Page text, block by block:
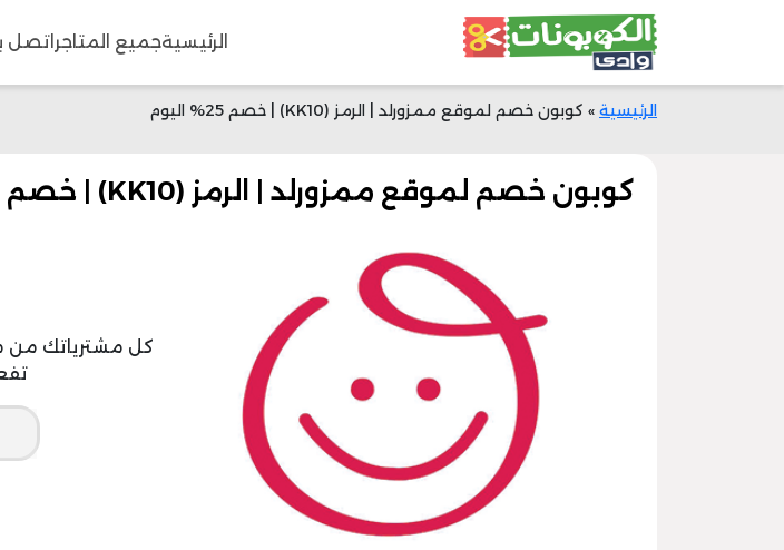
الرئيسيةجميع المتاجر اتصل
الرئيسية » كوبون خصم لموقع ممزورلد | الرمز (KK10) | خصم 25% اليوم
كوبون خصم لموقع ممزورلد | الرمز (KK10) | خصم 25% اليوم
كل مشترياتك من